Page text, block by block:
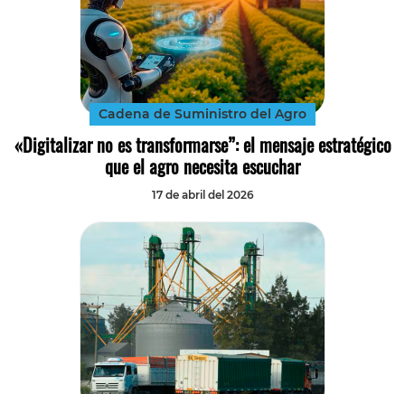
Cadena de Suministro del Agro
«Digitalizar no es transformarse”: el mensaje estratégico
que el agro necesita escuchar
17 de abril del 2026